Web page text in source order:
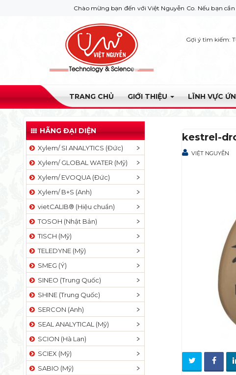
Chào mừng bạn đến với Việt Nguyễn Co. Nếu bạn cần giúp
Gợi ý tìm kiếm:
TRANG CHỦ GIỚI THIỆU LĨNH VỰC
kestrel-
VIỆT NGUYỄN
HÃNG ĐẠI DIỆN
Xylem/ SI ANALYTICS (Đức)
Xylem/ GLOBAL WATER (Mỹ)
Xylem/ EVOQUA (Đức)
Xylem/ B+S (Anh)
vietCALIB® (Hiệu chuẩn)
TOSOH (Nhật Bản)
TISCH (Mỹ)
TELEDYNE (Mỹ)
SMEG (Ý)
SINEO (Trung Quốc)
SHINE (Trung Quốc)
SERCON (Anh)
SEAL ANALYTICAL (Mỹ)
SCION (Hà Lan)
SCIEX (Mỹ)
SABIO (Mỹ)